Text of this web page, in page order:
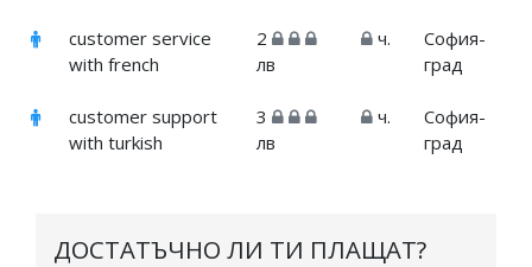
customer service
with french
2
лв
ч.
София-
град
customer support
with turkish
3
лв
ч.
София-
град
ДОСТАТЪЧНО ЛИ ТИ ПЛАЩАТ?